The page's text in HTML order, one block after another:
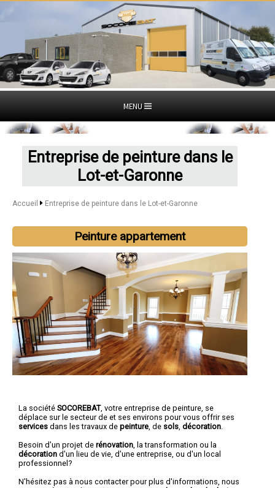
MENU
Entreprise de peinture dans le
Lot-et-Garonne
Accueil Entreprise de peinture dans le Lot-et-Garonne
Peinture appartement
La société SOCOREBAT, votre entreprise de peinture, se
déplace sur le secteur de et ses environs pour vous offrir ses
services dans les travaux de peinture , de sols décoration
Besoin d'un projet de rénovation , la transformation ou la
décoration d'un lieu de vie, d'une entreprise, ou d'un local
professionnel?
N'hésitez pas à nous contacter pour plus d'informations, nous